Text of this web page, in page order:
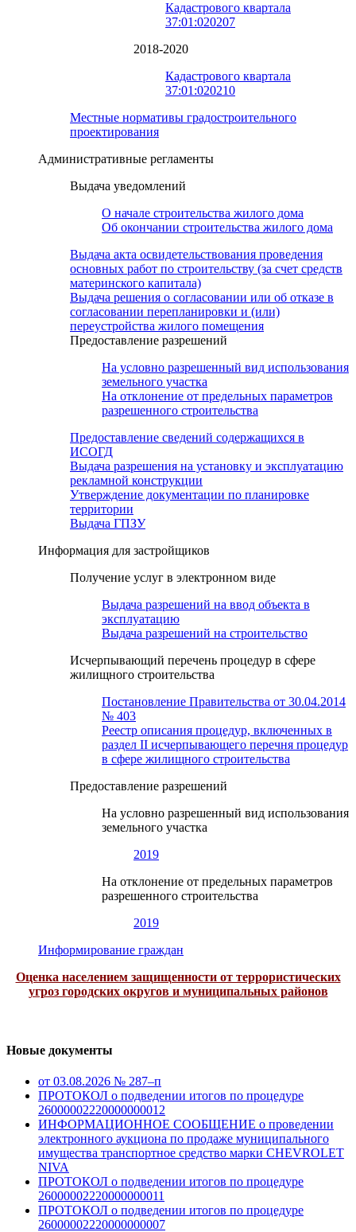
Кадастрового квартала
37:01:020207
2018-2020
Кадастрового квартала
37:01:020210
Местные нормативы градостроительного
проектирования
Административные регламенты
Выдача уведомлений
О начале строительства жилого дома
Об окончании строительства жилого дома
Выдача акта освидетельствования проведения
основных работ по строительству (за счет средств
материнского капитала)
Выдача решения о согласовании или об отказе в
согласовании перепланировки и (или)
переустройства жилого помещения
Предоставление разрешений
На условно разрешенный вид использования
земельного участка
На отклонение от предельных параметров
разрешенного строительства
Предоставление сведений содержащихся в
ИСОГД
Выдача разрешения на установку и эксплуатацию
рекламной конструкции
Утверждение документации по планировке
территории
Выдача ГПЗУ
Информация для застройщиков
Получение услуг в электронном виде
Выдача разрешений на ввод объекта в
эксплуатацию
Выдача разрешений на строительство
Исчерпывающий перечень процедур в сфере
жилищного строительства
Постановление Правительства от 30.04.2014
№ 403
Реестр описания процедур, включенных в
раздел II исчерпывающего перечня процедур
в сфере жилищного строительства
Предоставление разрешений
На условно разрешенный вид использования
земельного участка
2019
На отклонение от предельных параметров
разрешенного строительства
2019
Информирование граждан
Оценка населением защищенности от террористических
угроз городских округов и муниципальных районов
Новые документы
от 03.08.2026 № 287–п
ПРОТОКОЛ о подведении итогов по процедуре
26000002220000000012
ИНФОРМАЦИОННОЕ СООБЩЕНИЕ о проведении
электронного аукциона по продаже муниципального
имущества транспортное средство марки CHEVROLET
NIVA
ПРОТОКОЛ о подведении итогов по процедуре
26000002220000000011
ПРОТОКОЛ о подведении итогов по процедуре
26000002220000000007